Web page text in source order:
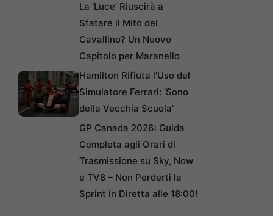
La ‘Luce’ Riuscirà a
Sfatare il Mito del
Cavallino? Un Nuovo
Capitolo per Maranello
Hamilton Rifiuta l’Uso del
Simulatore Ferrari: ‘Sono
della Vecchia Scuola’
GP Canada 2026: Guida
Completa agli Orari di
Trasmissione su Sky, Now
e TV8 – Non Perderti la
Sprint in Diretta alle 18:00!